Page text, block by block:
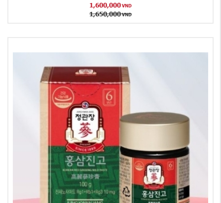
1,600,000 VND
1,650,000 VND